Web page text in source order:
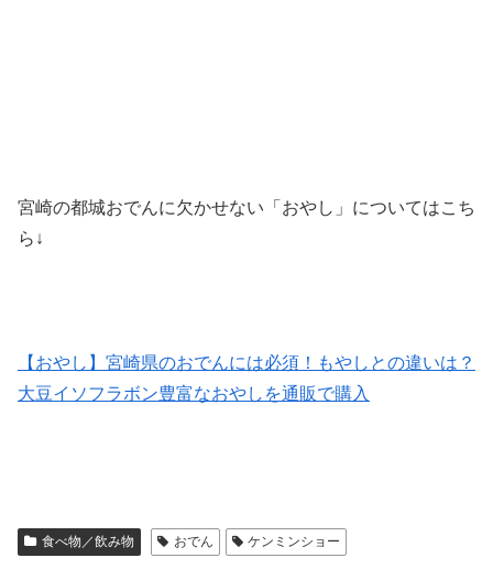
宮崎の都城おでんに欠かせない「おやし」についてはこち
ら↓
【おやし】宮崎県のおでんには必須！もやしとの違いは？
大豆イソフラボン豊富なおやしを通販で購入
食べ物／飲み物 おでん ケンミンショー